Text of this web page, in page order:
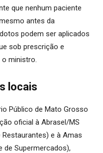
que nenhum paciente
antes da
podem ser aplicados
sob prescrição e
o ministro.
locais
Público de Mato Grosso
oficial à Abrasel/MS
e à Amas
Supermercados),